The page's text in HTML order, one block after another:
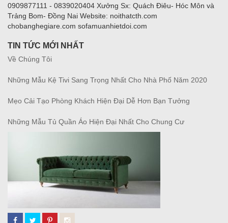
0909877111 - 0839020404 Xưởng Sx: Quách Điêu- Hóc Môn và
Trảng Bom- Đồng Nai Website: noithatcth.com
chobanghegiare.com sofamuanhietdoi.com
TIN TỨC MỚI NHẤT
Về Chúng Tôi
Những Mẫu Kệ Tivi Sang Trọng Nhất Cho Nhà Phố Năm 2020
Mẹo Cải Tạo Phòng Khách Hiện Đại Dễ Hơn Bạn Tưởng
Những Mẫu Tủ Quần Áo Hiện Đại Nhất Cho Chung Cư